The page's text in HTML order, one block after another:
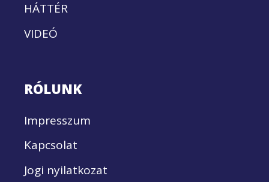
HÁTTÉR
VIDEÓ
RÓLUNK
Impresszum
Kapcsolat
Jogi nyilatkozat